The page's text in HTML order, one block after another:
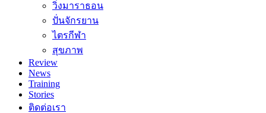
วิ่งมาราธอน
ปั่นจักรยาน
ไตรกีฬา
สุขภาพ
Review
News
Training
Stories
ติดต่อเรา